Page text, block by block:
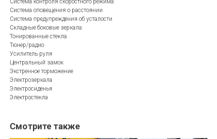
Система контроля скоростного режима
Система оповещения о расстоянии
Система предупреждения об усталости
Складные боковые зеркала
Тонированные стекла
Тюнер/радио
Усилитель руля
Центральный замок
Экстренное торможение
Электрозеркала
Электросиденья
Электростекла
Смотрите также